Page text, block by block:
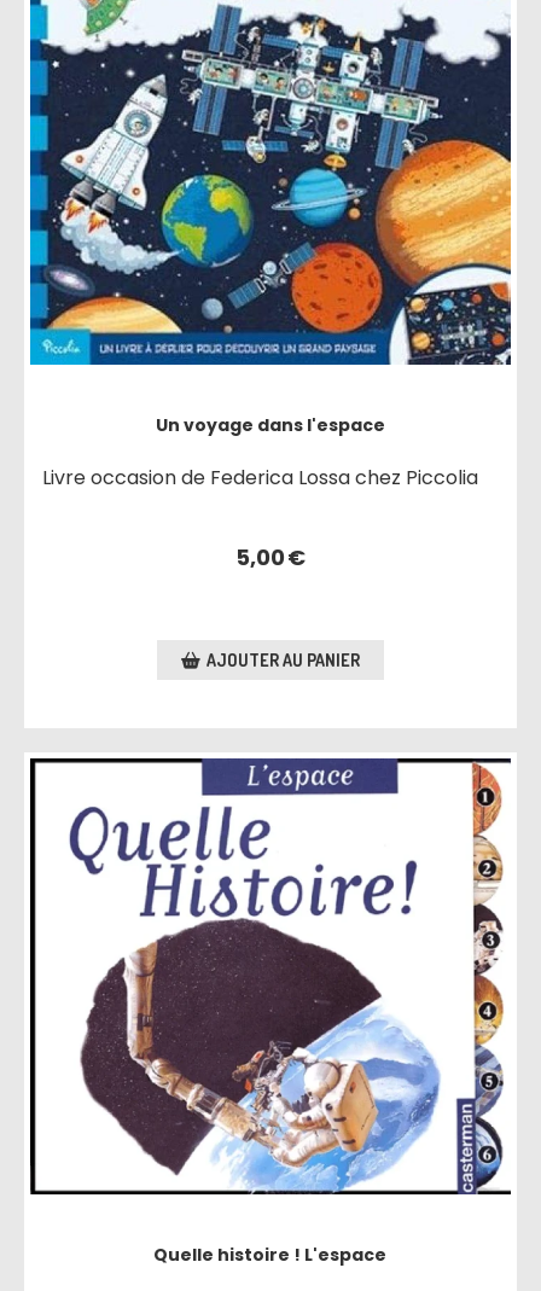
Un voyage dans l'espace
Livre occasion de Federica Lossa chez Piccolia
5,00€
AJOUTER AU PANIER
Quelle histoire ! L'espace